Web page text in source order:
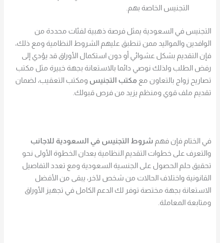
التجنيس الخاصة بهم.
التجنيس في السعودية يمثل فرصة ذهبية لفئات محددة من
الوافدين والمواليد ممن تنطبق عليهم الشروط النظامية ومع ذلك،
فإن التقديم بشكل عشوائي أو دون استكمال الأوراق قد يؤدي إلى
رفض الطلب ولذلك نوصي دائما بالاستعانة بجهة خبيرة مثل مكتب
تصاريح زواج بالتعاون مع مكتب التجنيس ومكتب التعقيب، لضمان
تقديم ملف قوي ومنظم يزيد من فرص قبولك.
في الختام فإن فهم شروط التجنيس في السعودية للاجانب
والتعرف على خطوات التقديم النظامية يعدان الخطوة الأولى نحو
تحقيق حلم الحصول على الجنسية السعودية ومع تعدد التفاصيل
القانونية واختلاف الحالات من شخص لآخر، يبقى من الأفضل
الاستعانة بجهة مختصة توفر لك الدعم الكامل في تجهيز الأوراق
ومتابعة المعاملة.